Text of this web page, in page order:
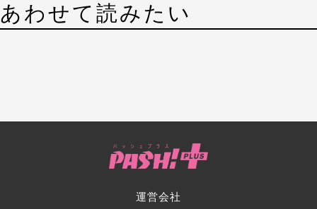
あわせて読みたい
運営会社